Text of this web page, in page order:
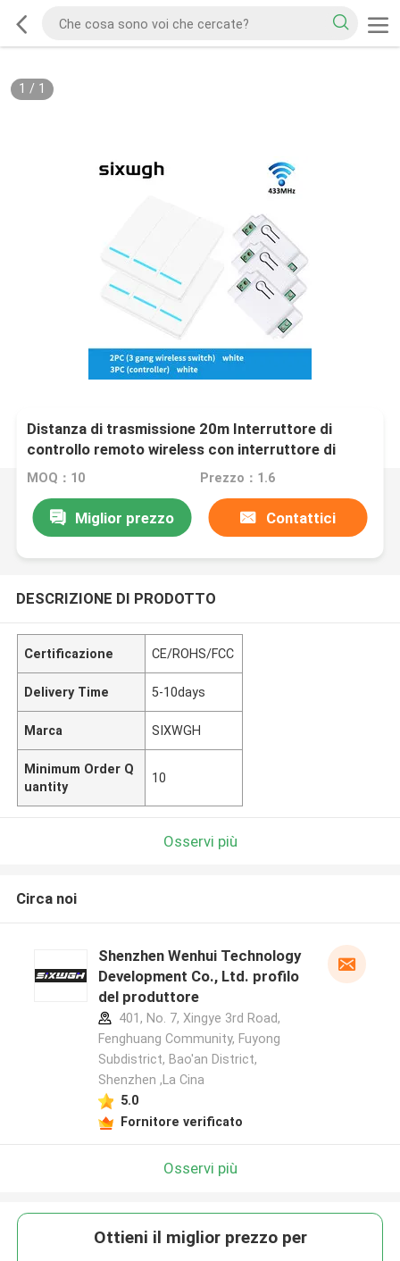
1 / 1
Distanza di trasmissione 20m Interruttore di
controllo remoto wireless con interruttore di
controllo SAMRT
MOQ：10 Prezzo：1.6
Miglior prezzo Contattici
DESCRIZIONE DI PRODOTTO
Certificazione CE/ROHS/FCC
Delivery Time 5-10days
Marca SIXWGH
Minimum Order Q
uantity
10
Osservi più
Circa noi
Shenzhen Wenhui Technology
Development Co., Ltd. profilo
del produttore
401, No. 7, Xingye 3rd Road,
Fenghuang Community, Fuyong
Subdistrict, Bao'an District,
Shenzhen ,La Cina
5.0
Fornitore verificato
Osservi più
Ottieni il miglior prezzo per